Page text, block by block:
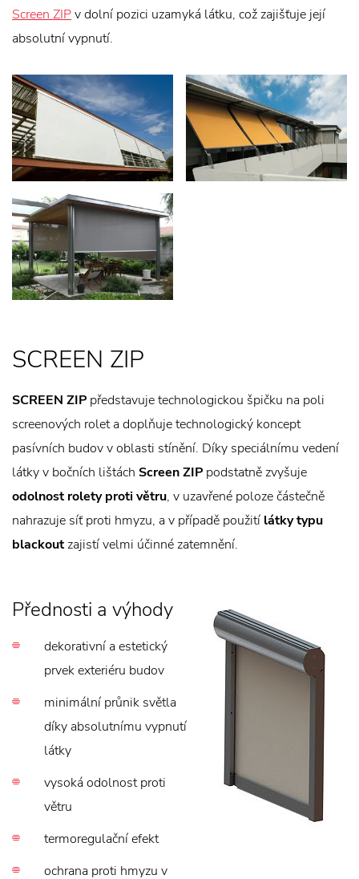
Screen ZIPv dolní pozici uzamyká látku, což zajišťuje její
absolutní vypnutí.
SCREEN ZIP
SCREEN ZIP představuje technologickou špičku na poli
screenových rolet a doplňuje technologický koncept
pasívních budov v oblasti stínění. Díky speciálnímu vedení
látky v bočních lištách Screen ZIP podstatně zvyšuje
odolnost rolety proti větru, v uzavřené poloze částečně
nahrazuje síť proti hmyzu, a v případě použití látky typu
blackoutzajistí velmi účinné zatemnění.
Přednosti a výhody
dekorativní a estetický
prvek exteriéru budov
minimální průnik světla
díky absolutnímu vypnutí
látky
vysoká odolnost proti
větru
termoregulační efekt
ochrana proti hmyzu v